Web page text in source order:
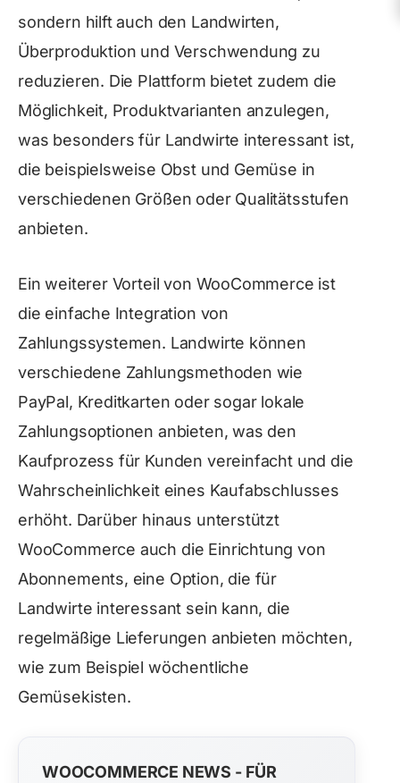
sondern hilft auch den Landwirten,
Überproduktion und Verschwendung zu
reduzieren. Die Plattform bietet zudem die
Möglichkeit, Produktvarianten anzulegen,
was besonders für Landwirte interessant ist,
die beispielsweise Obst und Gemüse in
verschiedenen Größen oder Qualitätsstufen
anbieten.
Ein weiterer Vorteil von WooCommerce ist
die einfache Integration von
Zahlungssystemen. Landwirte können
verschiedene Zahlungsmethoden wie
PayPal, Kreditkarten oder sogar lokale
Zahlungsoptionen anbieten, was den
Kaufprozess für Kunden vereinfacht und die
Wahrscheinlichkeit eines Kaufabschlusses
erhöht. Darüber hinaus unterstützt
WooCommerce auch die Einrichtung von
Abonnements, eine Option, die für
Landwirte interessant sein kann, die
regelmäßige Lieferungen anbieten möchten,
wie zum Beispiel wöchentliche
Gemüsekisten.
WOOCOMMERCE NEWS - FÜR